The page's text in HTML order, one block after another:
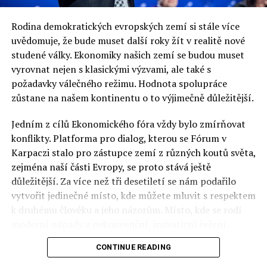
Rodina demokratických evropských zemí si stále více
uvědomuje, že bude muset další roky žít v realitě nové
studené války. Ekonomiky našich zemí se budou muset
vyrovnat nejen s klasickými výzvami, ale také s
požadavky válečného režimu. Hodnota spolupráce
zůstane na našem kontinentu o to výjimečně důležitější.
Jedním z cílů Ekonomického fóra vždy bylo zmírňovat
konflikty. Platforma pro dialog, kterou se Fórum v
Karpaczi stalo pro zástupce zemí z různých koutů světa,
zejména naší části Evropy, se proto stává ještě
důležitější. Za více než tři desetiletí se nám podařilo
vytvořit jedinečné místo, kde můžete mluvit s respektem
k druhému člověku a jeho názorům. Místo, kde se rodí
Polsko musí mít instituce, jejichž horizont činnosti je
CONTINUE READING